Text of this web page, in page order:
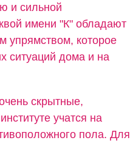
и сильной
имени "К" обладают
которое
ситуаций дома и на
скрытные,
учатся на
пола. Для